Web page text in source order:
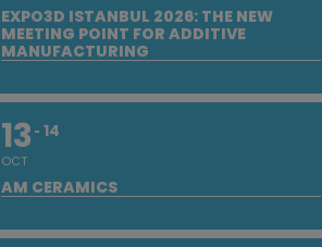
EXPO3D ISTANBUL 2026: THE NEW
MEETING POINT FOR ADDITIVE
MANUFACTURING
13
OCT
14
AM CERAMICS